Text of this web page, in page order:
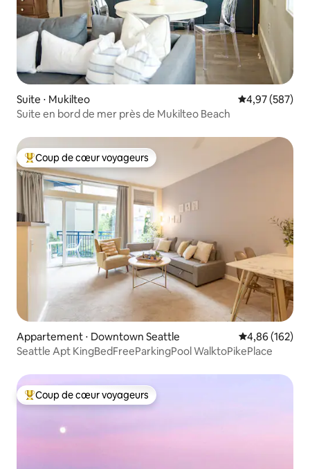
Suite ⋅ Mukilteo Évaluation
4,97 (587)
Suite en bord de mer près de Mukilteo Beach
Coups de cœur voyageurs les plus appréciés
Coup de cœur voyageurs
Appartement ⋅ Downtown Seattle Évaluation
4,86 (162)
Seattle Apt KingBedFreeParkingPool WalktoPikePlace
Coups de cœur voyageurs les plus appréciés
Coup de cœur voyageurs